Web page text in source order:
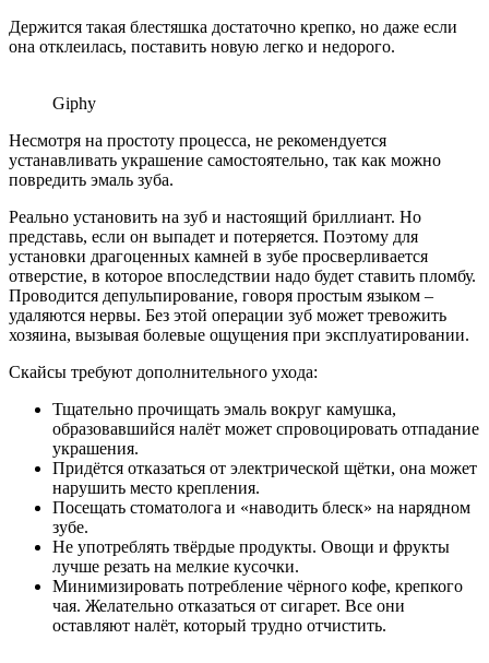
Держится такая блестяшка достаточно крепко, но даже если
она отклеилась, поставить новую легко и недорого.
Giphy
Несмотря на простоту процесса, не рекомендуется
устанавливать украшение самостоятельно, так как можно
повредить эмаль зуба.
Реально установить на зуб и настоящий бриллиант. Но
представь, если он выпадет и потеряется. Поэтому для
установки драгоценных камней в зубе просверливается
отверстие, в которое впоследствии надо будет ставить пломбу.
Проводится депульпирование, говоря простым языком –
удаляются нервы. Без этой операции зуб может тревожить
хозяина, вызывая болевые ощущения при эксплуатировании.
Скайсы требуют дополнительного ухода:
Тщательно прочищать эмаль вокруг камушка,
образовавшийся налёт может спровоцировать отпадание
украшения.
Придётся отказаться от электрической щётки, она может
нарушить место крепления.
Посещать стоматолога и «наводить блеск» на нарядном
зубе.
Не употреблять твёрдые продукты. Овощи и фрукты
лучше резать на мелкие кусочки.
Минимизировать потребление чёрного кофе, крепкого
чая. Желательно отказаться от сигарет. Все они
оставляют налёт, который трудно отчистить.